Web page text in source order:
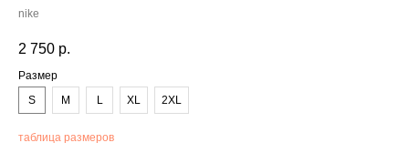
nike
2 750 р.
Размер
S
M L XL 2XL
таблица размеров